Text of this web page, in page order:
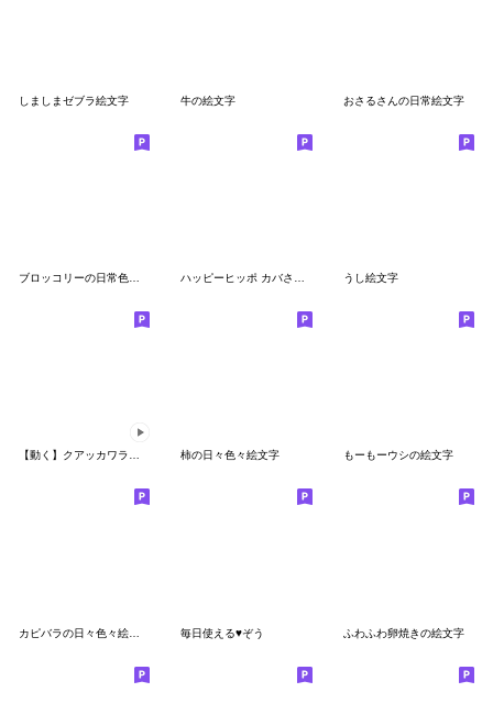
しましまゼブラ絵文字 牛の絵文字 おさるさんの日常絵文字
うし絵文字
【動く】クアッカワラビーのハーティー 柿の日々色々絵文字 もーもーウシの絵文字
毎日使える♥ぞう ふわふわ卵焼きの絵文字